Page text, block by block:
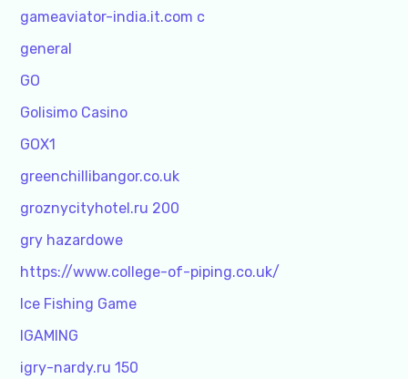
gameaviator-india.it.com c
general
GO
Golisimo Casino
GOX1
greenchillibangor.co.uk
groznycityhotel.ru 200
gry hazardowe
https://www.college-of-piping.co.uk/
Ice Fishing Game
IGAMING
igry-nardy.ru 150